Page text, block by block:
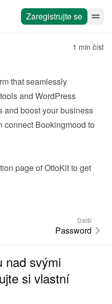
Zaregistrujte se
1 min číst
that seamlessly
and WordPress
and boost your business
connect Bookingmood to
page of OttoKit to get
Další
Password
nad svými
si vlastní